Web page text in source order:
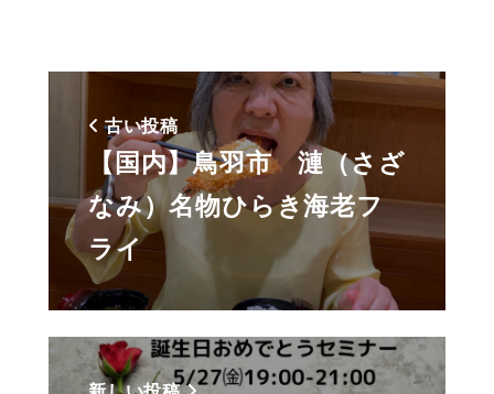
古い投稿
【国内】鳥羽市 漣（さざ
なみ）名物ひらき海老フ
ライ